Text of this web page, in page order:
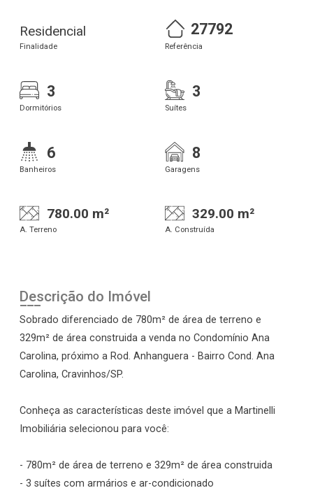
Residencial
Finalidade
27792
Referência
3
Dormitórios
3
Suítes
6
Banheiros
8
Garagens
780.00 m²
A. Terreno
329.00 m²
A. Construída
Descrição do Imóvel
Sobrado diferenciado de 780m² de área de terreno e
329m² de área construida a venda no Condomínio Ana
Carolina, próximo a Rod. Anhanguera - Bairro Cond. Ana
Carolina, Cravinhos/SP.
Conheça as características deste imóvel que a Martinelli
Imobiliária selecionou para você:
- 780m² de área de terreno e 329m² de área construida
- 3 suítes com armários e ar-condicionado